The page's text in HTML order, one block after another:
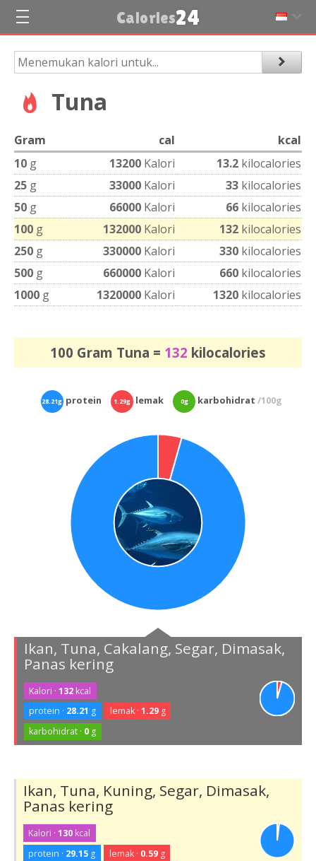
Calories24
Tuna
Gram cal
kcal
10 g 13200 Kalori 13.2 kilocalories
25 g 33000 Kalori 33 kilocalories
50 g 66000 Kalori 66 kilocalories
100 g 132000 Kalori 132 kilocalories
250 g 330000 Kalori 330 kilocalories
500 g 660000 Kalori 660 kilocalories
1000 g 1320000 Kalori 1320 kilocalories
100 Gram Tuna = 132 kilocalories
28.21gprotein 1.29g lemak 0g karbohidrat/100g
Ikan, Tuna, Cakalang, Segar, Dimasak,
Panas kering
Kalori ·132 kcal
protein · 28.21 g lemak · 1.29g
karbohidrat · 0 g
Ikan, Tuna, Kuning, Segar, Dimasak,
Panas kering
Kalori ·130 kcal
protein · 29.15 g lemak · 0.59g